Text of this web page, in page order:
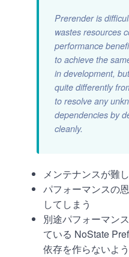
Prerender is
wastes resources
performance
to achieve the
in development,
quite differently
to resolve any
dependencies by
cleanly.
メンテナンスが難
パフォーマンスの
してしまう
別途パフォーマン
ている NoState
依存を作らないよ